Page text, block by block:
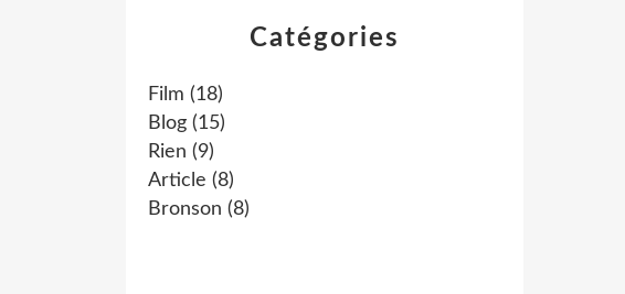
Catégories
Film (18)
Blog (15)
Rien (9)
Article (8)
Bronson (8)